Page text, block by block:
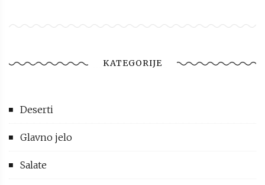
KATEGORIJE
Deserti
Glavno jelo
Salate